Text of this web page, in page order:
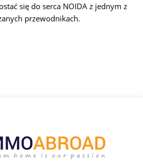
się do serca NOIDA z jednym z
przewodnikach.